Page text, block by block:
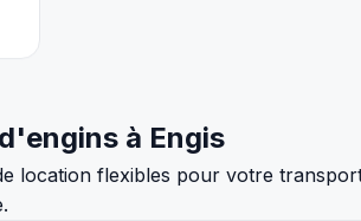
à Engis
location flexibles pour votre